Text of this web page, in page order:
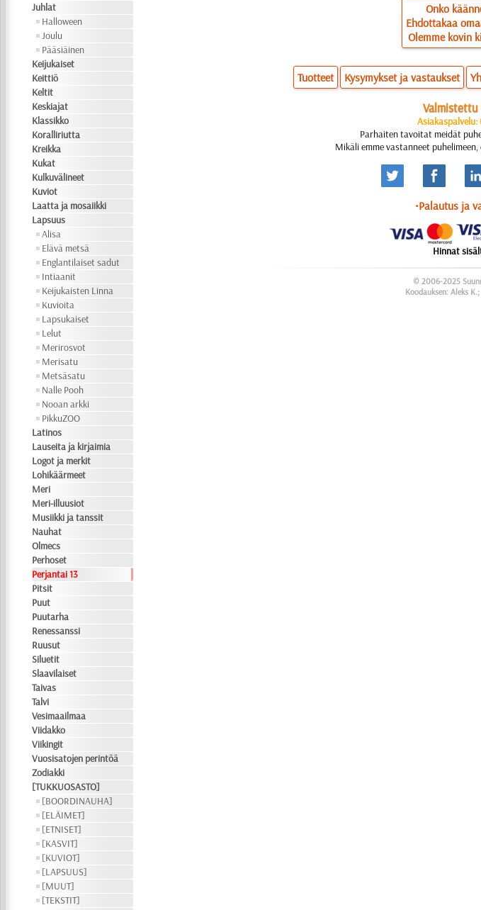
Juhlat
Halloween
Joulu
Pääsiäinen
Keijukaiset
Keittiö
Keltit
Keskiajat
Klassikko
Koralliriutta
Kreikka
Kukat
Kulkuvälineet
Kuviot
Laatta ja mosaiikki
Lapsuus
Alisa
Elävä metsä
Englantilaiset sadut
Intiaanit
Keijukaisten Linna
Kuvioita
Lapsukaiset
Lelut
Merirosvot
Merisatu
Metsäsatu
Nalle Pooh
Nooan arkki
PikkuZOO
Latinos
Lauseita ja kirjaimia
Logot ja merkit
Lohikäärmeet
Meri
Meri-illuusiot
Musiikki ja tanssit
Nauhat
Olmecs
Perhoset
Perjantai 13
Pitsit
Puut
Puutarha
Renessanssi
Ruusut
Siluetit
Slaavilaiset
Taivas
Talvi
Vesimaailmaa
Viidakko
Viikingit
Vuosisatojen perintöä
Zodiakki
[TUKKUOSASTO]
[BOORDINAUHA]
[ELÄIMET]
[ETNISET]
[KASVIT]
[KUVIOT]
[LAPSUUS]
[MUUT]
[TEKSTIT]
Onko
Ehdottakaa
Olemme kovin
Tuotteet Kysymykset ja vastaukset
Valmistettu
Parhaiten tavoitat meidät
Mikäli emme vastanneet
•Palautus ja
Hinnat
© 2006-2025
Koodauksen: Aleks